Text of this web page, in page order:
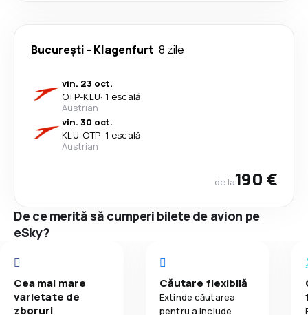
București - Klagenfurt 8 zile
vin. 23 oct.
OTP-KLU· 1 escală
Austrian
vin. 30 oct.
KLU-OTP· 1 escală
Austrian
de la190 €
De ce merită să cumperi bilete de avion pe
eSky?
Cea mai mare
varietate de
zboruri
Căutare flexibilă
Extinde căutarea
pentru a include